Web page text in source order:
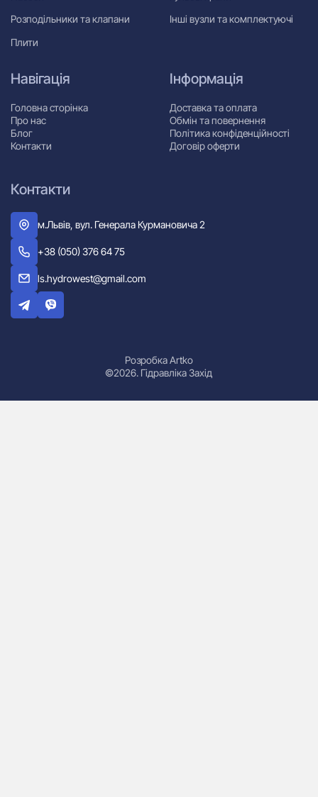
Навігація
Головна сторінка
Про нас
Блог
Контакти
Розподільники та клапани
Плити
Інші вузли та комплектуючі
Інформація
Доставка та оплата
Обмін та повернення
Політика конфіденційності
Договір оферти
Контакти
м.Львів, вул. Генерала Курмановича 2
+38 (050) 376 64 75
ls.hydrowest@gmail.com
©2026. Гідравліка Захід
Розробка Artko